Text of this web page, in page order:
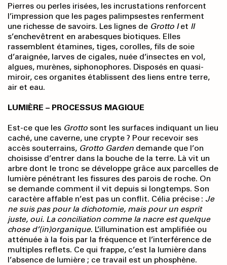
Pierres ou perles irisées, les incrustations renforcent
l’impression que les pages palimpsestes renferment
une richesse de savoirs. Les lignes de Grotto Iet II
s’enchevêtrent en arabesques biotiques. Elles
rassemblent étamines, tiges, corolles, fils de soie
d’araignée, larves de cigales, nuée d’insectes en vol,
algues, murènes, siphonophores. Disposés en quasi-
miroir, ces organites établissent des liens entre terre,
air et eau.
LUMIÈRE – PROCESSUS MAGIQUE
Est-ce que les Grotto sont les surfaces indiquant un lieu
caché, une caverne, une crypte ? Pour recevoir ses
accès souterrains, Grotto Garden demande que l’on
choisisse d’entrer dans la bouche de la terre. Là vit un
arbre dont le tronc se développe grâce aux parcelles de
lumière pénétrant les fissures des parois de roche. On
se demande comment il vit depuis si longtemps. Son
caractère affable n’est pas un conflit. Célia précise : Je
ne suis pas pour la dichotomie, mais pour un esprit
juste, oui. La conciliation comme la nacre est quelque
chose d’(in)organique. L’illumination est amplifiée ou
atténuée à la fois par la fréquence et l’interférence de
multiples reflets. Ce qui frappe, c’est la lumière dans
l’absence de lumière ; ce travail est un phosphène.